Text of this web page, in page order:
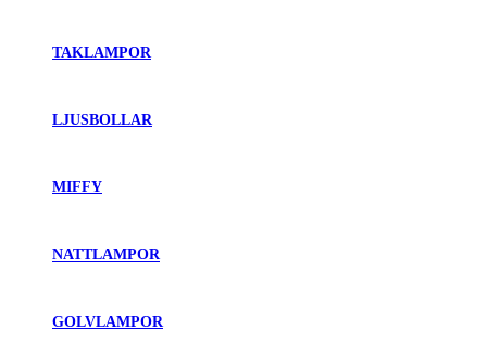
TAKLAMPOR
LJUSBOLLAR
MIFFY
NATTLAMPOR
GOLVLAMPOR